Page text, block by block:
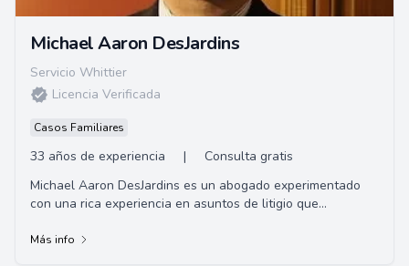
Michael Aaron DesJardins
Servicio Whittier
Licencia Verificada
Casos Familiares
33 años de experiencia |
Consulta gratis
Michael Aaron DesJardins es un abogado experimentado
con una rica experiencia en asuntos de litigio que
Más info